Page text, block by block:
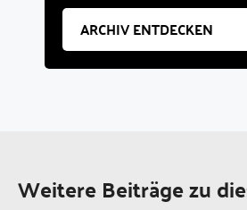
ARCHIV ENTDECKEN
Weitere Beiträge zu